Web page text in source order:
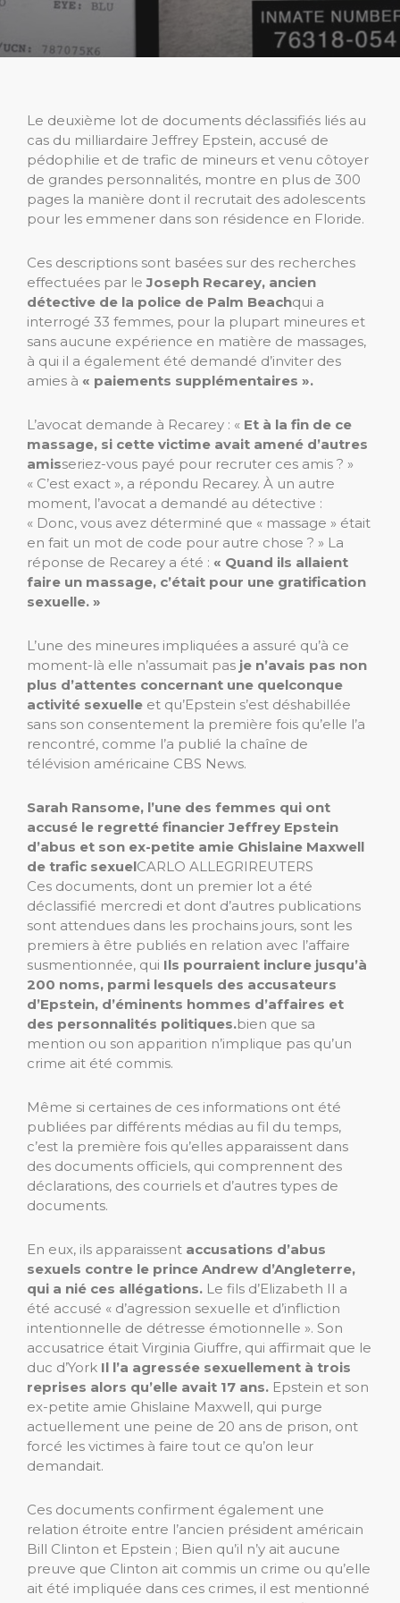
Le deuxième lot de documents déclassifiés liés au
cas du milliardaire Jeffrey Epstein, accusé de
pédophilie et de trafic de mineurs et venu côtoyer
de grandes personnalités, montre en plus de 300
pages la manière dont il recrutait des adolescents
pour les emmener dans son résidence en Floride.
Ces descriptions sont basées sur des recherches
effectuées par leJoseph Recarey, ancien
détective de la police de Palm Beachqui a
interrogé 33 femmes, pour la plupart mineures et
sans aucune expérience en matière de massages,
à qui il a également été demandé d’inviter des
amies à « paiements supplémentaires ».
L’avocat demande à Recarey : « Et à la fin de ce
massage, si cette victime avait amené d’autres
amisseriez-vous payé pour recruter ces amis ? »
« C’est exact », a répondu Recarey. À un autre
moment, l’avocat a demandé au détective :
« Donc, vous avez déterminé que « massage » était
en fait un mot de code pour autre chose ? » La
réponse de Recarey a été : « Quand ils allaient
faire un massage, c’était pour une gratification
sexuelle. »
L’une des mineures impliquées a assuré qu’à ce
moment-là elle n’assumait pas je n’avais pas non
plus d’attentes concernant une quelconque
activité sexuelle et qu’Epstein s’est déshabillée
sans son consentement la première fois qu’elle l’a
rencontré, comme l’a publié la chaîne de
télévision américaine CBS News.
Sarah Ransome, l’une des femmes qui ont
accusé le regretté financier Jeffrey Epstein
d’abus et son ex-petite amie Ghislaine Maxwell
de trafic sexuelCARLO ALLEGRI REUTERS
Ces documents, dont un premier lot a été
déclassifié mercredi et dont d’autres publications
sont attendues dans les prochains jours, sont les
premiers à être publiés en relation avec l’affaire
susmentionnée, qui Ils pourraient inclure jusqu’à
200 noms, parmi lesquels des accusateurs
d’Epstein, d’éminents hommes d’affaires et
des personnalités politiques.bien que sa
mention ou son apparition n’implique pas qu’un
crime ait été commis.
Même si certaines de ces informations ont été
publiées par différents médias au fil du temps,
c’est la première fois qu’elles apparaissent dans
des documents officiels, qui comprennent des
déclarations, des courriels et d’autres types de
documents.
En eux, ils apparaissent accusations d’abus
sexuels contre le prince Andrew d’Angleterre,
qui a nié ces allégations. Le fils d’Elizabeth II a
été accusé « d’agression sexuelle et d’infliction
intentionnelle de détresse émotionnelle ». Son
accusatrice était Virginia Giuffre, qui affirmait que le
duc d’York Il l’a agressée sexuellement à trois
reprises alors qu’elle avait 17 ans. Epstein et son
ex-petite amie Ghislaine Maxwell, qui purge
actuellement une peine de 20 ans de prison, ont
forcé les victimes à faire tout ce qu’on leur
demandait.
Ces documents confirment également une
relation étroite entre l’ancien président américain
Bill Clinton et Epstein ; Bien qu’il n’y ait aucune
preuve que Clinton ait commis un crime ou qu’elle
ait été impliquée dans ces crimes, il est mentionné